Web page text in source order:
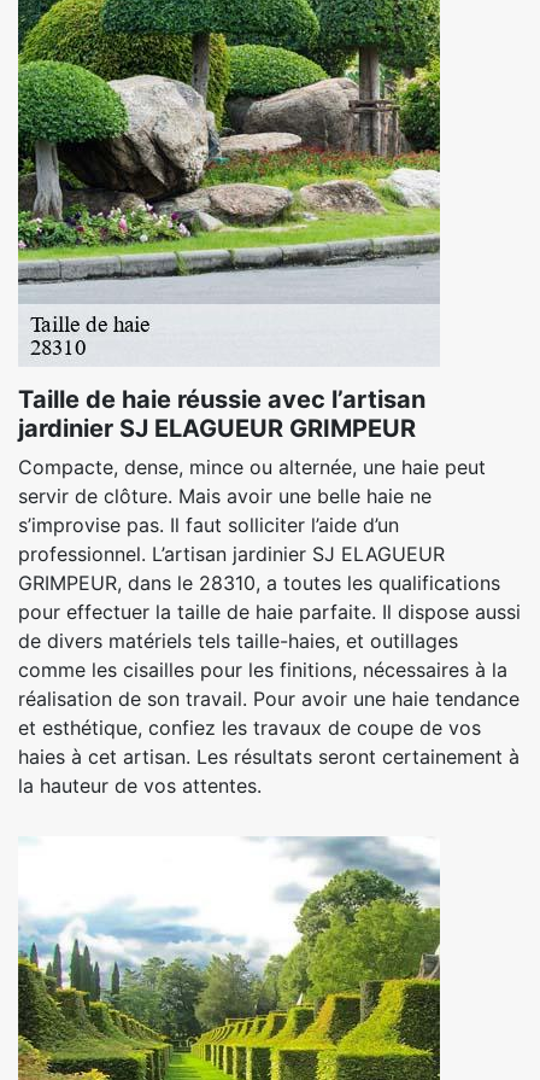
Taille de haie réussie avec l’artisan
jardinier SJ ELAGUEUR GRIMPEUR
Compacte, dense, mince ou alternée, une haie peut
servir de clôture. Mais avoir une belle haie ne
s’improvise pas. Il faut solliciter l’aide d’un
professionnel. L’artisan jardinier SJ ELAGUEUR
GRIMPEUR, dans le 28310, a toutes les qualifications
pour effectuer la taille de haie parfaite. Il dispose aussi
de divers matériels tels taille-haies, et outillages
comme les cisailles pour les finitions, nécessaires à la
réalisation de son travail. Pour avoir une haie tendance
et esthétique, confiez les travaux de coupe de vos
haies à cet artisan. Les résultats seront certainement à
la hauteur de vos attentes.